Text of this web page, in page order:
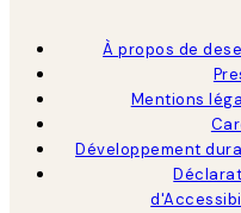
À propos de
Mentions
Développement